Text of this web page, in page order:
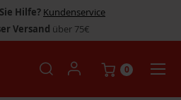
Hilfe? Kundenservice
Versand über 75€
0